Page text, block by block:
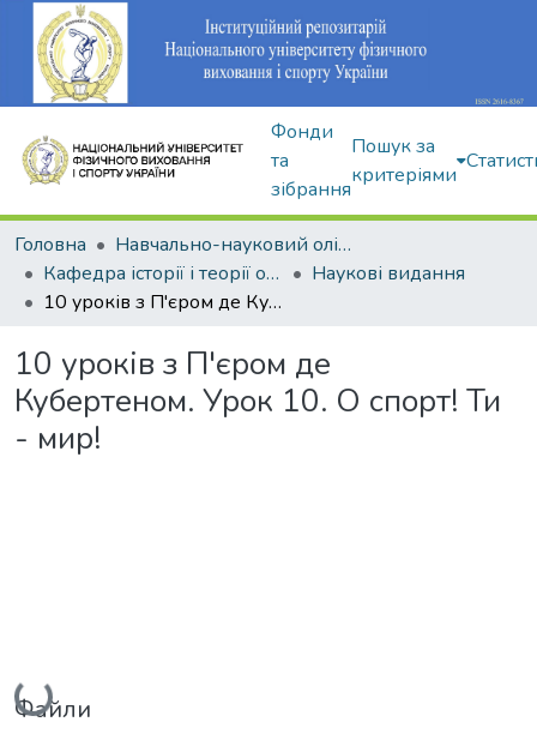
Фонди
та
зібрання
Пошук за
критеріями
Головна
Навчально-науковий олімпійський інститут
Кафедра історії і теорії олімпійського спорту
Наукові видання
10 уроків з П'єром де Кубертеном. Урок 10. О спорт! Ти - мир!
10 уроків з П'єром де
Кубертеном. Урок 10. О спорт! Ти
- мир!
Вантажиться...
Файли